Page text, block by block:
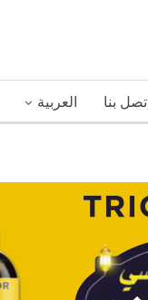
إتصل بنا العربية